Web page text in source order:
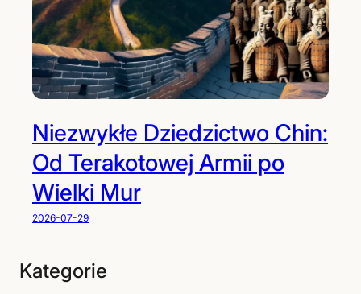
Niezwykłe Dziedzictwo Chin:
Od Terakotowej Armii po
Wielki Mur
2026-07-29
Kategorie